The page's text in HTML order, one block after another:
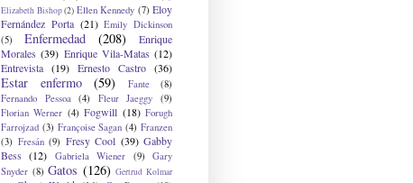
Elizabeth Bishop(2) Ellen Kennedy (7) Eloy
Fernández Porta (21) Emily Dickinson
(5)
Enfermedad (208)
Enrique
Morales (39) Enrique Vila-Matas (12)
Entrevista (19) Ernesto Castro (36)
Estar enfermo (59) Fante
(8)
Fernando Pessoa
(4) Fleur Jaeggy
(9)
Florian Werner (4) Fogwill (18) Forugh
Farrojzad (3) Françoise Sagan (4) Franzen
(3) Fresán (9) Fresy Cool (39) Gabby
Bess (12) Gabriela Wiener (9)
Gary
Snyder (8) Gatos (126) Gertrud Kolmar